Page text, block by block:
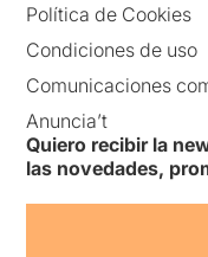
Política de Cookies
Condiciones de uso
Comunicaciones
Anuncia’t
Quiero recibir la
las novedades,